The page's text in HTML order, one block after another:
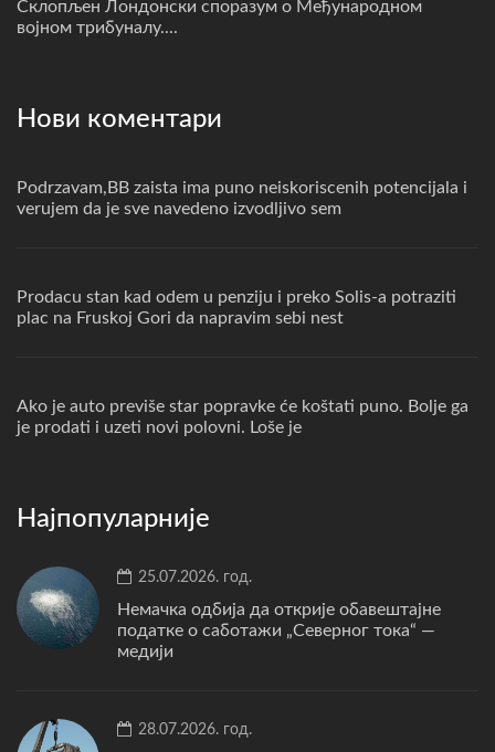
Склопљен Лондонски споразум о Међународном
војном трибуналу....
Нови коментари
Podrzavam,BB zaista ima puno neiskoriscenih potencijala i
verujem da je sve navedeno izvodljivo sem
Prodacu stan kad odem u penziju i preko Solis-a potraziti
plac na Fruskoj Gori da napravim sebi nest
Ako je auto previše star popravke će koštati puno. Bolje ga
je prodati i uzeti novi polovni. Loše je
Најпопуларније
25.07.2026. год.
Немачка одбија да открије обавештајне
податке о саботажи „Северног тока“ —
медији
28.07.2026. год.